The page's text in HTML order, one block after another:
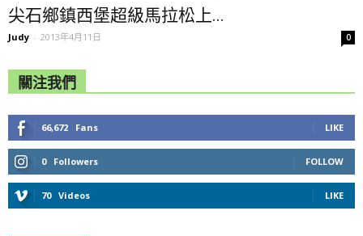
尖石鄉鎮西堡超級馬拉松上...
Judy - 2013年4月11日 0
關注我們
66,672 Fans LIKE
0 Followers FOLLOW
70 Videos LIKE